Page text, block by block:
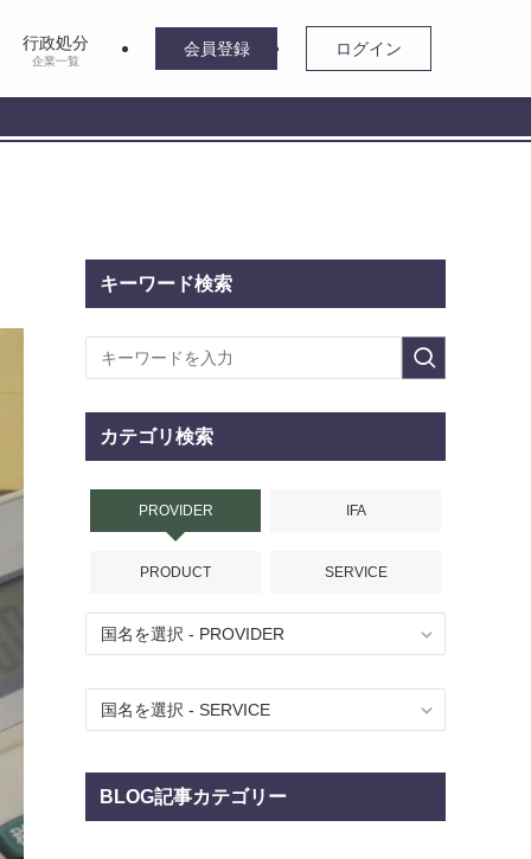
行政処分
企業一覧
会員登録 ログイン
キーワード検索
カテゴリ検索
PROVIDER IFA
PRODUCT SERVICE
BLOG記事カテゴリー